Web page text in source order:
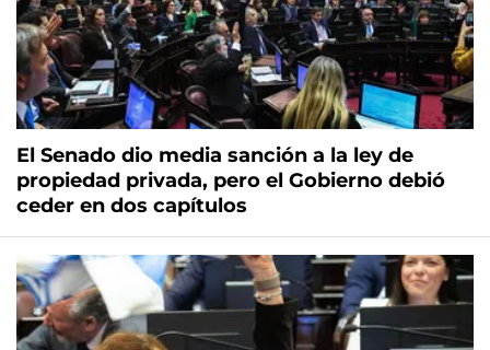
El Senado dio media sanción a la ley de
propiedad privada, pero el Gobierno debió
ceder en dos capítulos